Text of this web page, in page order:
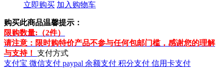
立即购买 加入购物车
购买此商品温馨提示：
限购数量:（2件）
请注意：限时购特价产品不参与任何包邮门槛，感谢您的理解
与支持！ 支付方式
支付宝 微信支付 paypal 余额支付 积分支付 信用卡支付